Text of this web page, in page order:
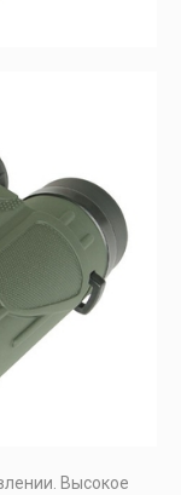
Высокое